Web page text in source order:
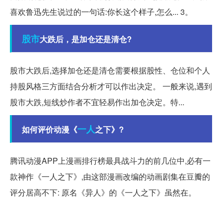
喜欢鲁迅先生说过的一句话:你长这个样子,怎么... 3。
股市大跌后，是加仓还是清仓?
股市大跌后,选择加仓还是清仓需要根据股性、仓位和个人
持股风格三方面结合分析才可以作出决定。 一般来说,遇到
股市大跌,短线炒作者不宜轻易作出加仓决定。特...
如何评价动漫《一人之下》?
腾讯动漫APP上漫画排行榜最具战斗力的前几位中,必有一
款神作《一人之下》,由这部漫画改编的动画剧集在豆瓣的
评分居高不下: 原名《异人》的《一人之下》虽然在。